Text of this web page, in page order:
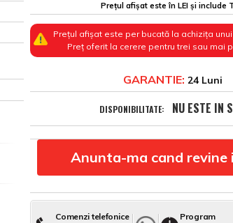
Prețul afișat este în LEI și include
Prețul afișat este per bucată la achizița
Preț oferit la cerere pentru trei sau mai
GARANTIE: 24 Luni
DISPONIBILITATE: NU ESTE IN
Anunta-ma cand revine
Comenzi telefonice Program